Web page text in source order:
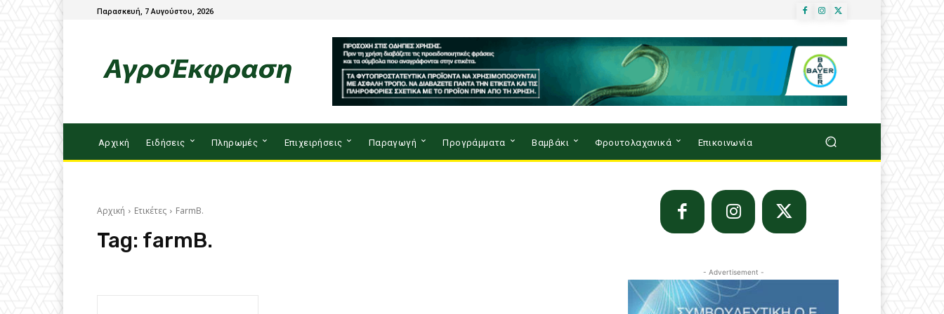
Παρασκευή, 7 Αυγούστου, 2026
Αρχική Ειδήσεις Πληρωμές Επιχειρήσεις Παραγωγή Προγράμματα Βαμβάκι Φρουτολαχανικά Επικοινωνία
Αρχική Ετικέτες FarmB.
Tag: farmB.
- Advertisement -